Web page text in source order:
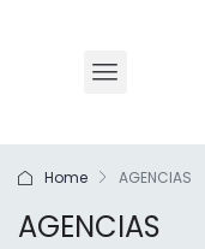
Home AGENCIAS
AGENCIAS